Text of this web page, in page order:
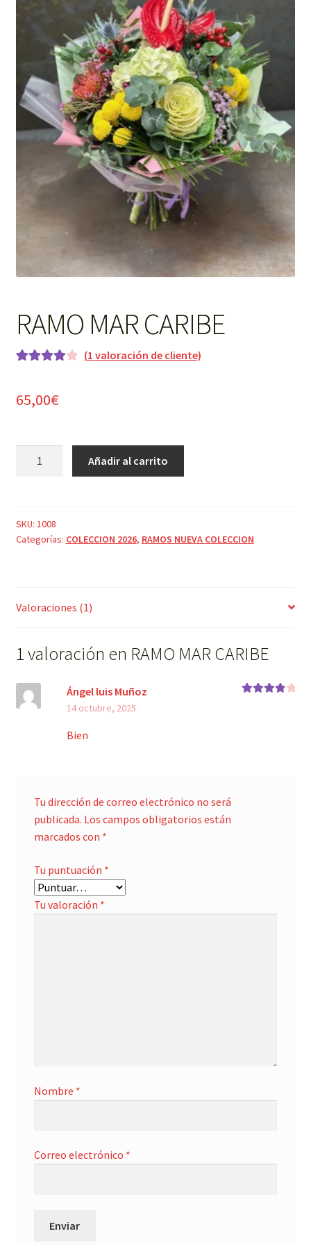
RAMO MAR CARIBE
de 5 en
de un
(1 valoración de cliente)
65,00€
Añadir al carrito
SKU: 1008
Categorías: COLECCION 2026, RAMOS NUEVA COLECCION
Valoraciones (1)
1 valoración en RAMO MAR CARIBE
Ángel luis Muñoz
14 octubre, 2025
Bien
Tu dirección de correo electrónico no será
publicada. Los campos obligatorios están
marcados con *
Tu puntuación *
Tu valoración *
Nombre *
Correo electrónico *